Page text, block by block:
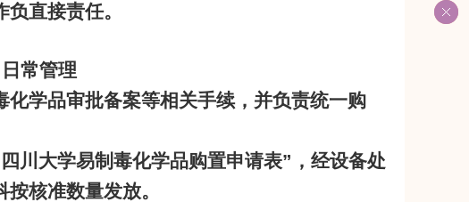
直接责任。
常管理
学品审批备案等相关手续，并负责统一购
四川大学易制毒化学品购置申请表” ，经设备处
核准数量发放。